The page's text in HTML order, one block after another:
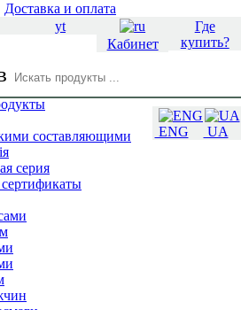
Доставка и оплата
Где
купить?
UA
ENG
yt
Кабинет
составляющими
серия